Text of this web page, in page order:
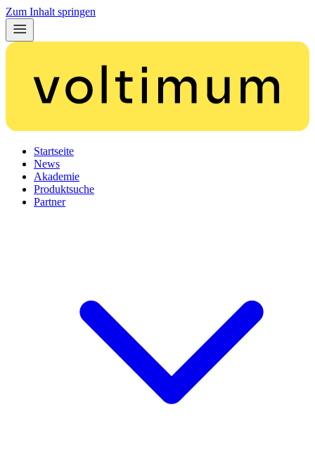
Zum Inhalt springen
Startseite
News
Akademie
Produktsuche
Partner